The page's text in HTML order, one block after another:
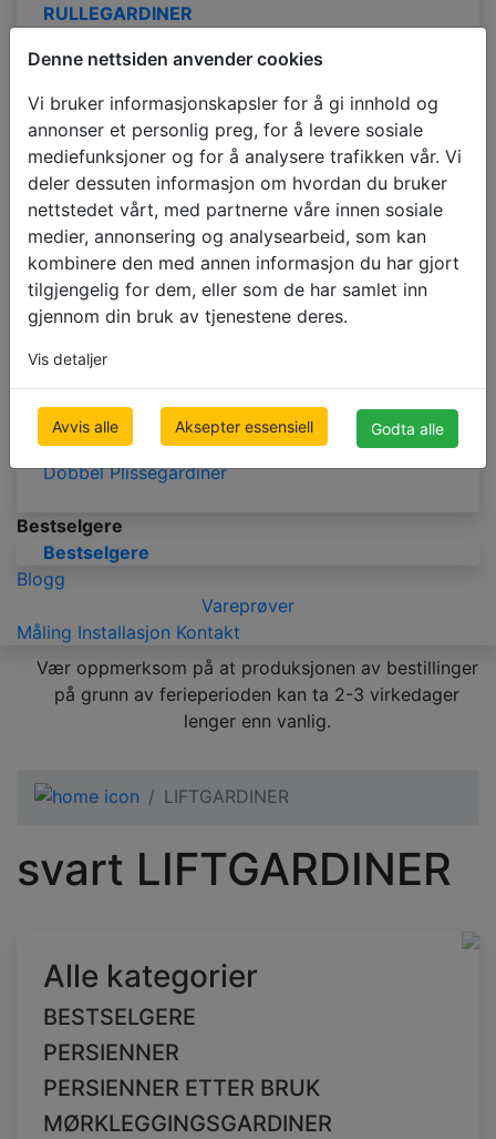
Denne nettsiden anvender cookies
Vi bruker informasjonskapsler for å gi innhold og
annonser et personlig preg, for å levere sosiale
mediefunksjoner og for å analysere trafikken vår. Vi
deler dessuten informasjon om hvordan du bruker
nettstedet vårt, med partnerne våre innen sosiale
medier, annonsering og analysearbeid, som kan
kombinere den med annen informasjon du har gjort
tilgjengelig for dem, eller som de har samlet inn
gjennom din bruk av tjenestene deres.
Vis detaljer
Avvis alle Aksepter essensiell Godta alle
RULLEGARDINER
Rullegardiner
Duo Rullegardiner
Rullegardiner på mål
Billige rullegardiner
LAMELLGARDINER
Stoff Lamellgardiner
Mørklegging Lamellgardiner
PLISSÉGARDINER
Mørklegging Plisségardiner
Dobbel Plisségardiner
Bestselgere
Bestselgere
Blogg
Vareprøver
Måling Installasjon Kontakt
Vær oppmerksom på at produksjonen av bestillinger
på grunn av ferieperioden kan ta 2-3 virkedager
lenger enn vanlig.
LIFTGARDINER
svart LIFTGARDINER
Alle kategorier
BESTSELGERE
PERSIENNER
PERSIENNER ETTER BRUK
MØRKLEGGINGSGARDINER